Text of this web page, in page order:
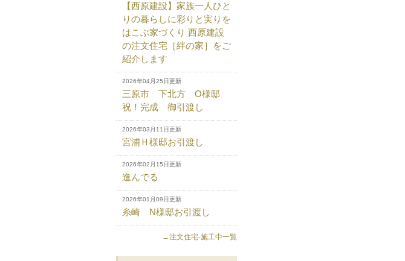
【西原建設】家族一人ひと
りの暮らしに彩りと実りを
はこぶ家づくり 西原建設
の注文住宅［絆の家］をご
紹介します
2026年04月25日更新
三原市 下北方 O様邸
祝！完成 御引渡し
2026年03月11日更新
宮浦Ｈ様邸お引渡し
2026年02月15日更新
進んでる
2026年01月09日更新
糸崎 N様邸お引渡し
→注文住宅-施工中一覧